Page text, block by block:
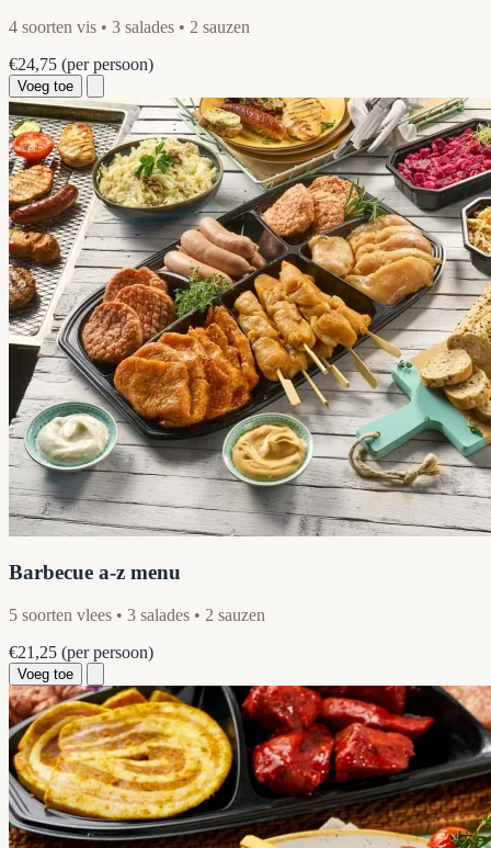
4 soorten vis • 3 salades • 2 sauzen
€24,75 (per persoon)
Voeg toe
Barbecue a-z menu
5 soorten vlees • 3 salades • 2 sauzen
€21,25 (per persoon)
Voeg toe